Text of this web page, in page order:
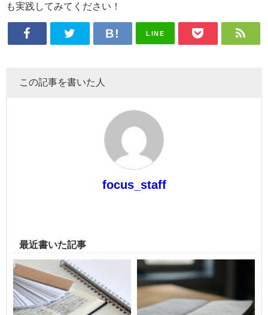
も実践してみてください！
LINE
この記事を書いた人
focus_staff
最近書いた記事